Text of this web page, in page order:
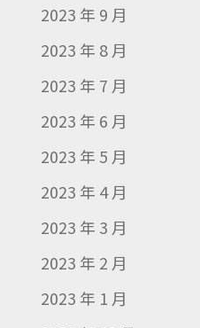
2023 年 9 月
2023 年 8 月
2023 年 7 月
2023 年 6 月
2023 年 5 月
2023 年 4 月
2023 年 3 月
2023 年 2 月
2023 年 1 月